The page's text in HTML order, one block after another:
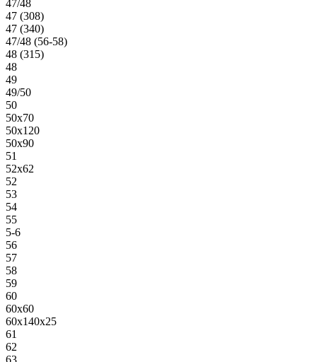
47/48
47 (308)
47 (340)
47/48 (56-58)
48 (315)
48
49
49/50
50
50х70
50х120
50х90
51
52х62
52
53
54
55
5-6
56
57
58
59
60
60х60
60х140х25
61
62
63